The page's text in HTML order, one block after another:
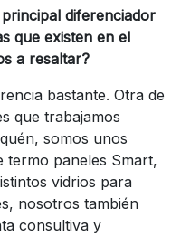
diferenciador
que existen en el
a resaltar?
bastante. Otra de
que trabajamos
somos unos
termo paneles Smart,
vidrios para
nosotros también
consultiva y